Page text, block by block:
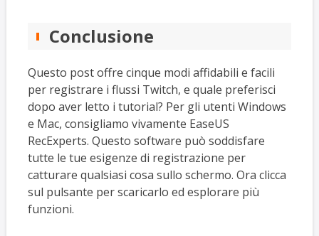
Conclusione
Questo post offre cinque modi affidabili e facili
per registrare i flussi Twitch, e quale preferisci
dopo aver letto i tutorial? Per gli utenti Windows
e Mac, consigliamo vivamente EaseUS
RecExperts. Questo software può soddisfare
tutte le tue esigenze di registrazione per
catturare qualsiasi cosa sullo schermo. Ora clicca
sul pulsante per scaricarlo ed esplorare più
funzioni.